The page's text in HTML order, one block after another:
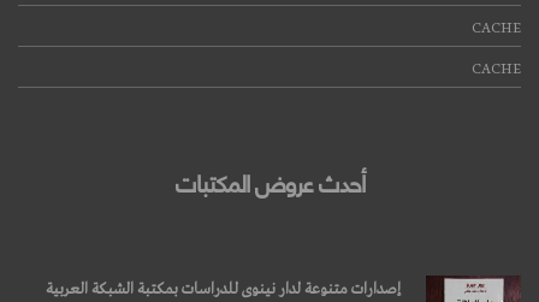
CACHE
CACHE
أحدث عروض المكتبات
إصدارات متنوعة لدار نينوى للدراسات بمكتبة الشبكة العربية